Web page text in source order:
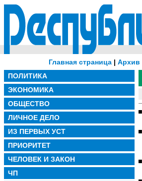
Главная страница | Архив
ПОЛИТИКА
ЭКОНОМИКА
ОБЩЕСТВО
ЛИЧНОЕ ДЕЛО
ИЗ ПЕРВЫХ УСТ
ПРИОРИТЕТ
ЧЕЛОВЕК И ЗАКОН
ЧП